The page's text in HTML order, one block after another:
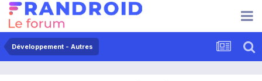
Développement - Autres